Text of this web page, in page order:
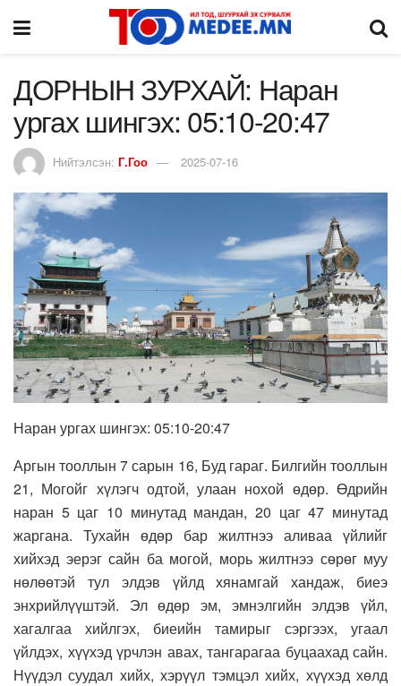
ДОРНЫН ЗУРХАЙ: Наран
ургах шингэх: 05:10-20:47
Нийтэлсэн: Г.Гоо 2025-07-16
Наран ургах шингэх: 05:10-20:47
Аргын тооллын 7 сарын 16, Буд гараг. Билгийн тооллын
21, Могойг хүлэгч одтой, улаан нохой өдөр. Өдрийн
наран 5 цаг 10 минутад мандан, 20 цаг 47 минутад
жаргана. Тухайн өдөр бар жилтнээ аливаа үйлийг
хийхэд эерэг сайн ба могой, морь жилтнээ сөрөг муу
нөлөөтэй тул элдэв үйлд хянамгай хандаж, биеэ
энхрийлүүштэй. Эл өдөр эм, эмнэлгийн элдэв үйл,
хагалгаа хийлгэх, биеийн тамирыг сэргээх, угаал
үйлдэх, хүүхэд үрчлэн авах, тангарагаа буцаахад сайн.
Нүүдэл суудал хийх, хэрүүл тэмцэл хийх, хүүхэд хөлд